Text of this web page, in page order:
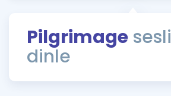
Rehberlik Aracı
ÖSYM Sınav Takvimi
Pilgrimage sesli
dinle